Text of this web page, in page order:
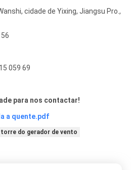
cidade de Yixing, Jiangsu Pro.,
059 69
para nos contactar!
a quente.pdf
torre do gerador de vento